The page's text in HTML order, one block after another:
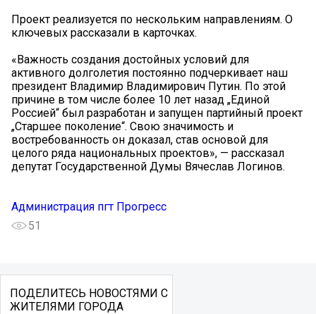
Проект реализуется по нескольким направлениям. О
ключевых рассказали в карточках.
«Важность создания достойных условий для
активного долголетия постоянно подчеркивает наш
президент Владимир Владимирович Путин. По этой
причине в том числе более 10 лет назад „Единой
Россией“ был разработан и запущен партийный проект
„Старшее поколение“. Свою значимость и
востребованность он доказал, став основой для
целого ряда национальных проектов», — рассказал
депутат Государственной Думы Вячеслав Логинов.
Администрация пгт Прогресс
51
ПОДЕЛИТЕСЬ НОВОСТЯМИ С
ЖИТЕЛЯМИ ГОРОДА